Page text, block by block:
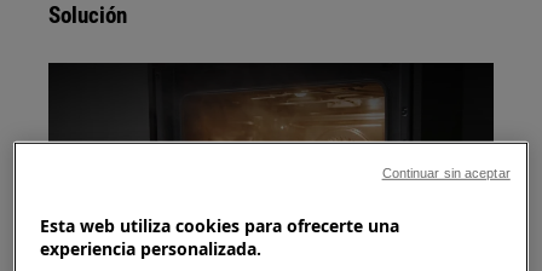
Solución
Esta web utiliza cookies para ofrecerte una
experiencia personalizada.
Continuar sin aceptar